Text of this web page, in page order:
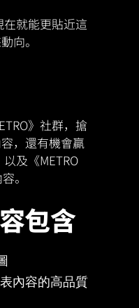
在就能更貼近這
向。
》社群，搶
，還有機會贏
及《METRO
。
包含
內容的高品質